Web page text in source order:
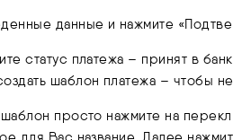
данные и нажмите
статус платежа – принят в
шаблон платежа – чтобы
просто нажмите на